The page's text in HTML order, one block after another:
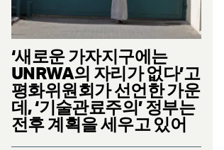
‘새로운 가자지구에는
UNRWA의 자리가 없다’고
평화위원회가 선언한 가운
데, ‘기술관료주의’ 정부는
전후 계획을 세우고 있어